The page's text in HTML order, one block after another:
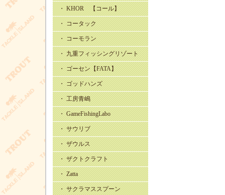
・ KHOR 【コール】
・ コータック
・ コーモラン
・ 九重フィッシングリゾート
・ ゴーセン【FATA】
・ ゴッドハンズ
・ 工房青嶋
・ GameFishingLabo
・ サウリブ
・ ザウルス
・ ザクトクラフト
・ Zatta
・ サクラマススプーン